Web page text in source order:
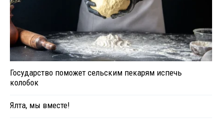
Государство поможет сельским пекарям испечь
колобок
Ялта, мы вместе!